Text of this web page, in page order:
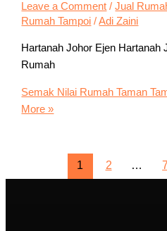
Leave a Comment /Jual
Rumah Tampoi /Adi Zaini
Hartanah Johor Ejen Hartanah
Rumah
Semak Nilai Rumah Taman
More »
1 2 … 7